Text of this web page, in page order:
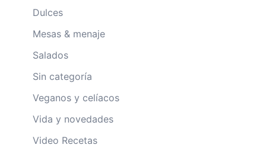
Dulces
Mesas & menaje
Salados
Sin categoría
Veganos y celíacos
Vida y novedades
Video Recetas